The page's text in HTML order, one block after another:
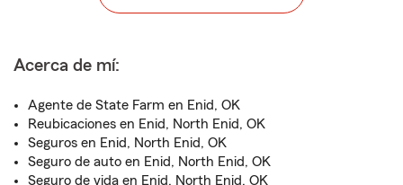
Acerca de mí:
Agente de State Farm en Enid, OK
Reubicaciones en Enid, North Enid, OK
Seguros en Enid, North Enid, OK
Seguro de auto en Enid, North Enid, OK
Seguro de vida en Enid, North Enid, OK